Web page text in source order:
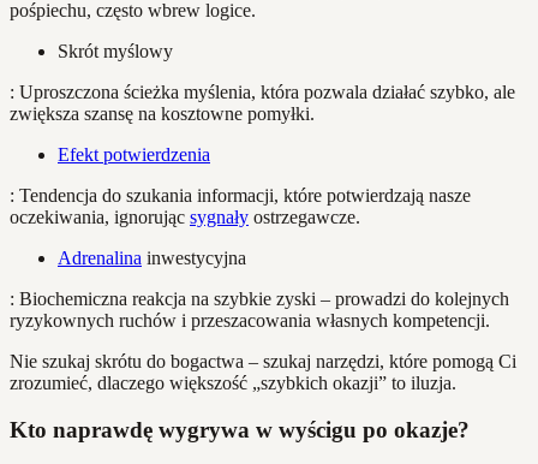
pośpiechu, często wbrew logice.
Skrót myślowy
: Uproszczona ścieżka myślenia, która pozwala działać szybko, ale
zwiększa szansę na kosztowne pomyłki.
Efekt potwierdzenia
: Tendencja do szukania informacji, które potwierdzają nasze
oczekiwania, ignorując sygnały ostrzegawcze.
Adrenalina inwestycyjna
: Biochemiczna reakcja na szybkie zyski – prowadzi do kolejnych
ryzykownych ruchów i przeszacowania własnych kompetencji.
Nie szukaj skrótu do bogactwa – szukaj narzędzi, które pomogą Ci
zrozumieć, dlaczego większość „szybkich okazji” to iluzja.
Kto naprawdę wygrywa w wyścigu po okazje?